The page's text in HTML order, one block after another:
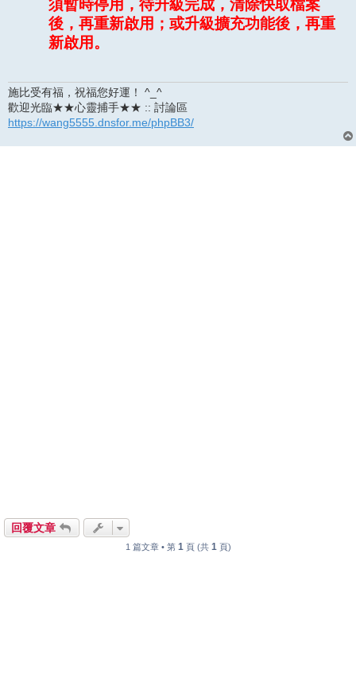
須暫時停用，待升級完成，清除快取檔案
後，再重新啟用；或升級擴充功能後，再重
新啟用。
施比受有福，祝福您好運！ ^_^
歡迎光臨★★心靈捕手★★ :: 討論區
https://wang5555.dnsfor.me/phpBB3/
回覆文章
1 篇文章 • 第 1 頁 (共 1 頁)